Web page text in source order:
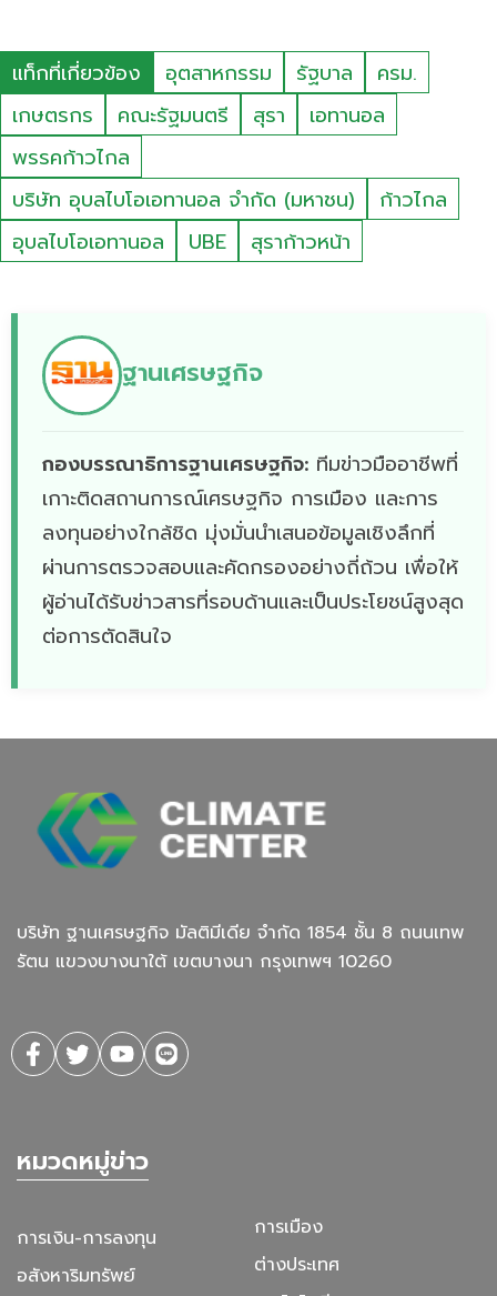
แท็กที่เกี่ยวข้อง อุตสาหกรรม รัฐบาล
ครม.
เกษตรกร
คณะรัฐมนตรี สุรา
เอทานอล
พรรคก้าวไกล
บริษัท อุบลไบโอเอทานอล จำกัด (มหาชน)
ก้าวไกล
อุบลไบโอเอทานอล
UBE สุราก้าวหน้า
ฐานเศรษฐกิจ
กองบรรณาธิการฐานเศรษฐกิจ: ทีมข่าวมืออาชีพที่
เกาะติดสถานการณ์เศรษฐกิจ การเมือง และการ
ลงทุนอย่างใกล้ชิด มุ่งมั่นนำเสนอข้อมูลเชิงลึกที่
ผ่านการตรวจสอบและคัดกรองอย่างถี่ถ้วน เพื่อให้
ผู้อ่านได้รับข่าวสารที่รอบด้านและเป็นประโยชน์สูงสุด
ต่อการตัดสินใจ
บริษัท ฐานเศรษฐกิจ มัลติมีเดีย จํากัด 1854 ชั้น 8 ถนนเทพ
รัตน แขวงบางนาใต้ เขตบางนา กรุงเทพฯ 10260
หมวดหมู่ข่าว
การเงิน-การลงทุน
อสังหาริมทรัพย์
การเมือง
ต่างประเทศ